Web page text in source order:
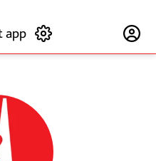
app